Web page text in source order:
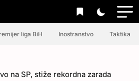
liga BiH Inostranstvo Taktika
na SP, stiže rekordna zarada